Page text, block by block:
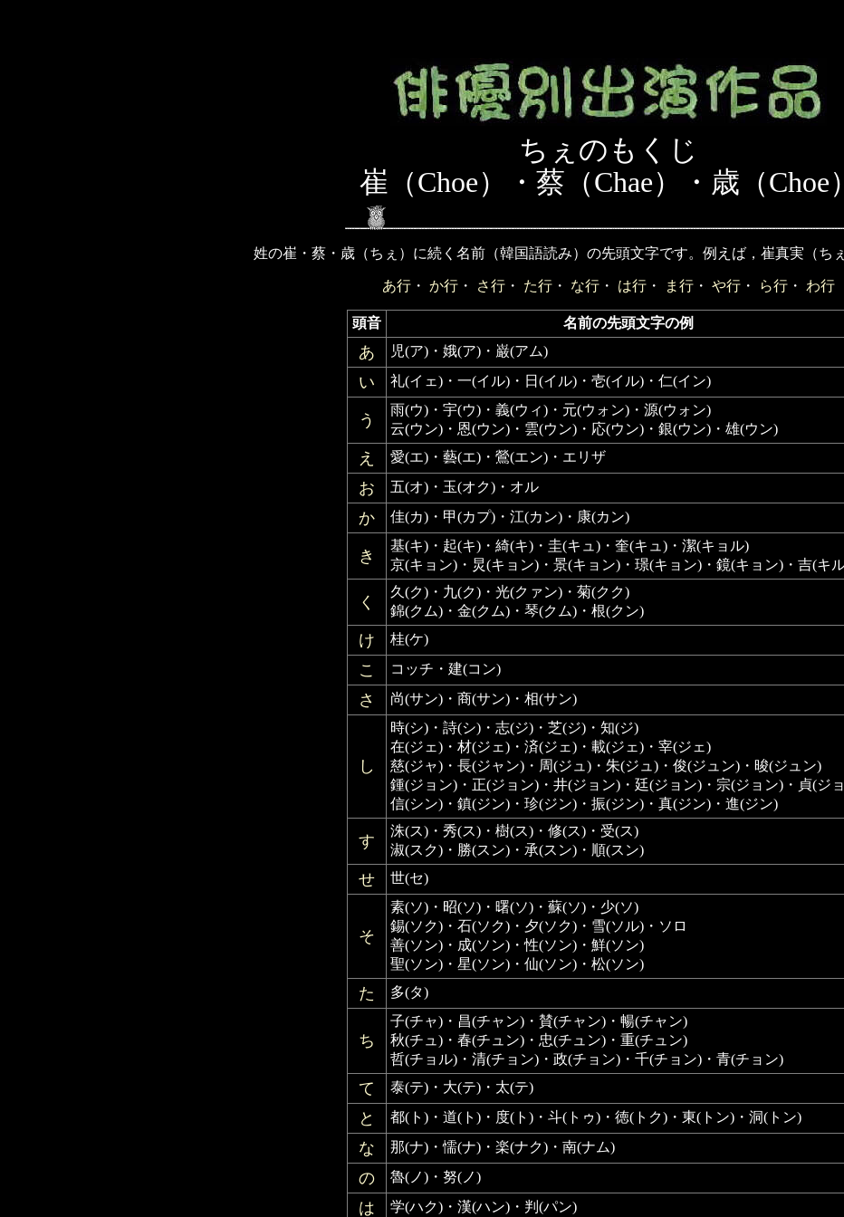
ちぇのもくじ
崔（Choe）・蔡（Chae）・歳（Choe）
姓の崔・蔡・歳（ちぇ）に続く名前（韓国語読み）の先頭文字です。例えば，崔真実（ち
あ行 ・ か行 ・ さ行 ・ た行 ・ な行 ・ は行 ・ ま行 ・ や行 ・ ら行 ・ わ行
頭音 名前の先頭文字の例
あ 児(ア)・娥(ア)・巌(アム)
い 礼(イェ)・一(イル)・日(イル)・壱(イル)・仁(イン)
う
雨(ウ)・宇(ウ)・義(ウィ)・元(ウォン)・源(ウォン)
云(ウン)・恩(ウン)・雲(ウン)・応(ウン)・銀(ウン)・雄(ウン)
え 愛(エ)・藝(エ)・鶯(エン)・エリザ
お 五(オ)・玉(オク)・オル
か 佳(カ)・甲(カプ)・江(カン)・康(カン)
き
基(キ)・起(キ)・綺(キ)・圭(キュ)・奎(キュ)・潔(キョル)
京(キョン)・炅(キョン)・景(キョン)・璟(キョン)・鏡(キョン)・吉(キ
く
久(ク)・九(ク)・光(クァン)・菊(クク)
錦(クム)・金(クム)・琴(クム)・根(クン)
け 桂(ケ)
こ コッチ・建(コン)
さ 尚(サン)・商(サン)・相(サン)
し
時(シ)・詩(シ)・志(ジ)・芝(ジ)・知(ジ)
在(ジェ)・材(ジェ)・済(ジェ)・載(ジェ)・宰(ジェ)
慈(ジャ)・長(ジャン)・周(ジュ)・朱(ジュ)・俊(ジュン)・晙(ジュン)
鍾(ジョン)・正(ジョン)・井(ジョン)・廷(ジョン)・宗(ジョン)・貞(ジ
信(シン)・鎮(ジン)・珍(ジン)・振(ジン)・真(ジン)・進(ジン)
す
洙(ス)・秀(ス)・樹(ス)・修(ス)・受(ス)
淑(スク)・勝(スン)・承(スン)・順(スン)
せ 世(セ)
そ
素(ソ)・昭(ソ)・曙(ソ)・蘇(ソ)・少(ソ)
錫(ソク)・石(ソク)・夕(ソク)・雪(ソル)・ソロ
善(ソン)・成(ソン)・性(ソン)・鮮(ソン)
聖(ソン)・星(ソン)・仙(ソン)・松(ソン)
た 多(タ)
ち
子(チャ)・昌(チャン)・賛(チャン)・暢(チャン)
秋(チュ)・春(チュン)・忠(チュン)・重(チュン)
哲(チョル)・清(チョン)・政(チョン)・千(チョン)・青(チョン)
て 泰(テ)・大(テ)・太(テ)
と 都(ト)・道(ト)・度(ト)・斗(トゥ)・徳(トク)・東(トン)・洞(トン)
な 那(ナ)・懦(ナ)・楽(ナク)・南(ナム)
の 魯(ノ)・努(ノ)
は 学(ハク)・漢(ハン)・判(パン)